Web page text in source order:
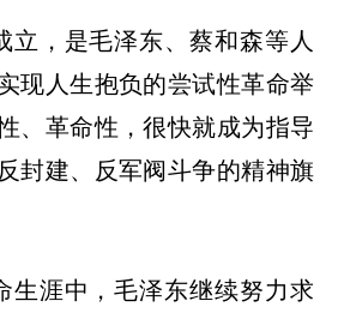
立，是毛泽东、蔡和森等人
现人生抱负的尝试性革命举
、革命性，很快就成为指导
封建、反军阀斗争的精神旗
生涯中，毛泽东继续努力求